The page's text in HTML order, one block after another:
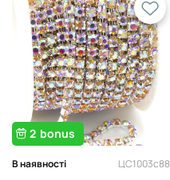
2 bonus
В наявності ЦС1003с88